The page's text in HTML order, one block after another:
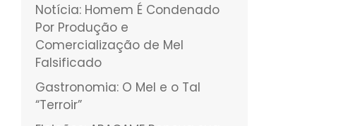
Notícia: Homem É Condenado
Por Produção e
Comercialização de Mel
Falsificado
Gastronomia: O Mel e o Tal
“Terroir”